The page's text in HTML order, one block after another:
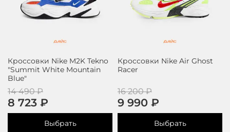
Кроссовки Nike M2K Tekno
"Summit White Mountain
Blue"
14 490 ₽
8 723 ₽
Выбрать
Кроссовки Nike Air Ghost
Racer
16 200 ₽
9 990 ₽
Выбрать